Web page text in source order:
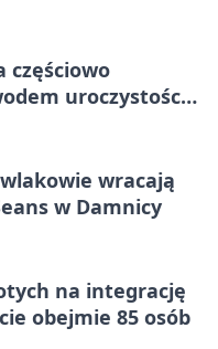
częściowo
uroczystości
wracają
w Damnicy
na integrację
obejmie 85 osób